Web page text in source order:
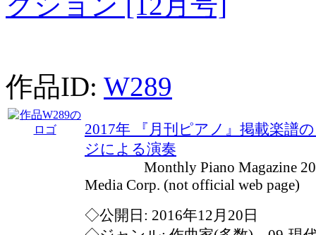
作品ID: W289
2017年 『月刊ピアノ』掲載楽譜
ジによる演奏
Monthly Piano Magazine 2017
Media Corp. (not official web page)
◇公開日: 2016年12月20日